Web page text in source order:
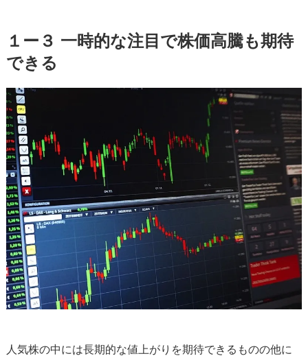
１ー３ 一時的な注目で株価高騰も期待
できる
人気株の中には長期的な値上がりを期待できるものの他に